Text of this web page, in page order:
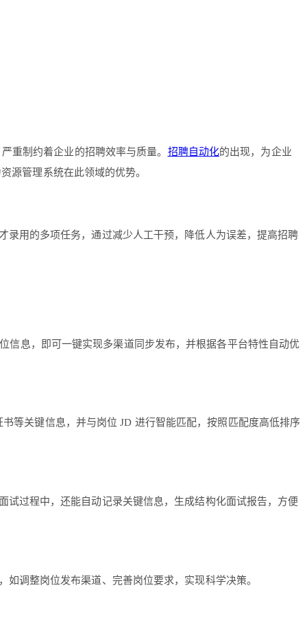
重制约着企业的招聘效率与质量。 招聘自动化的出现，为企业
源管理系统在此领域的优势。
用的多项任务，通过减少人工干预，降低人为误差，提高招聘
信息，即可一键实现多渠道同步发布，并根据各平台特性自动优
等关键信息，并与岗位 JD 进行智能匹配，按照匹配度高低排序
过程中，还能自动记录关键信息，生成结构化面试报告，方便
调整岗位发布渠道、完善岗位要求，实现科学决策。